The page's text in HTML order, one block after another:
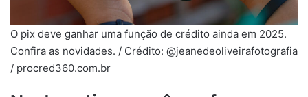
O pix deve ganhar uma função de crédito ainda em 2025.
Confira as novidades. / Crédito: @jeanedeoliveirafotografia
/ procred360.com.br